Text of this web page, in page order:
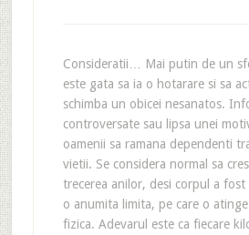
Consideratii… Mai putin de un
este gata sa ia o hotarare si sa
schimba un obicei nesanatos.
controversate sau lipsa unei
oamenii sa ramana dependenti
vietii. Se considera normal sa
trecerea anilor, desi corpul a
o anumita limita, pe care o
fizica. Adevarul este ca fiecare